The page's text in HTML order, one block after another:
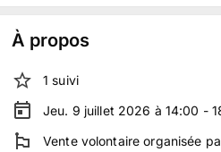
À propos
1 suivi
Jeu. 9 juillet 2026 à 14:00 -
Vente volontaire organisée